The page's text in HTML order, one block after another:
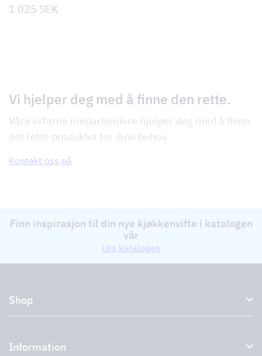
1 025 SEK
Vi hjelper deg med å finne den rette.
Våre erfarne medarbeidere hjelper deg med å finne
det rette produktet for dine behov.
Kontakt oss på
Finn inspirasjon til din nye kjøkkenvifte i katalogen
vår
Les katalogen
Shop
Eksterne vifter
Information